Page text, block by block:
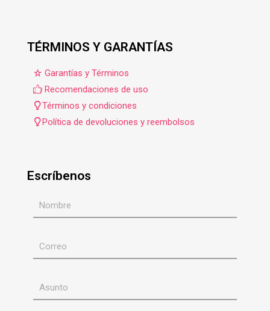
TÉRMINOS Y GARANTÍAS
Garantías y Términos
Recomendaciones de uso
Términos y condiciones
Política de devoluciones y reembolsos
Escríbenos